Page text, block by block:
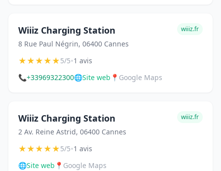
Wiiiz Charging Station
8 Rue Paul Négrin, 06400 Cannes
wiiiz.fr
★★★★★5/5•1 avis
📞+33969322300🌐Site web 📍 Google Maps
Wiiiz Charging Station
2 Av. Reine Astrid, 06400 Cannes
wiiiz.fr
★★★★★5/5•1 avis
🌐Site web 📍 Google Maps